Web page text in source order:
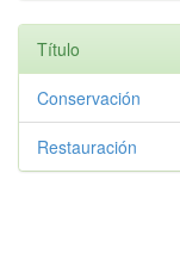
Título
Conservación
Restauración